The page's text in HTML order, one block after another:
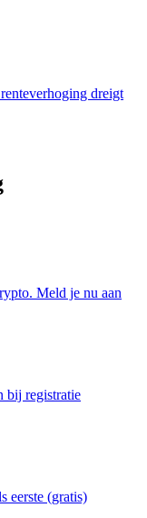
dreigt
Meld je nu aan
bij registratie
eerste (gratis)